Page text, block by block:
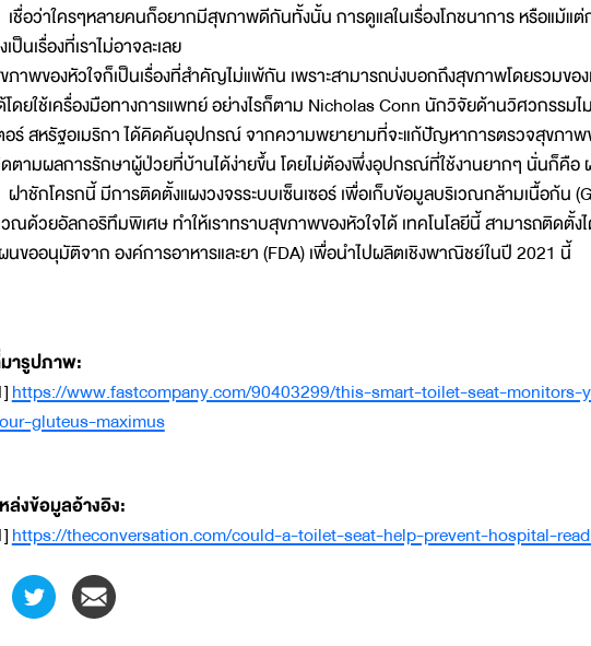
เชื่อว่าใครๆหลายคนก็อยากมีสุขภาพดีกันทั้งนั้น การดูแลในเรื่องโภชนาการ หรือแม้แ
เป็นเรื่องที่เราไม่อาจละเลย
ภาพของหัวใจก็เป็นเรื่องที่สำคัญไม่แพ้กัน เพราะสามารถบ่งบอกถึงสุขภาพโดยรวมขอ
โดยใช้เครื่องมือทางการแพทย์ อย่างไรก็ตาม Nicholas Conn นักวิจัยด้านวิศวกรรมไ
อร์ สหรัฐอเมริกา ได้คิดค้นอุปกรณ์ จากความพยายามที่จะแก้ปัญหาการตรวจสุขภาพ
ตามผลการรักษาผู้ป่วยที่บ้านได้ง่ายขึ้น โดยไม่ต้องพึ่งอุปกรณ์ที่ใช้งานยากๆ นั่นก็คือ
ฝาชักโครกนี้ มีการติดตั้งแผงวงจรระบบเซ็นเซอร์ เพื่อเก็บข้อมูลบริเวณกล้ามเนื้อก้น
ณด้วยอัลกอริทึมพิเศษ ทำให้เราทราบสุขภาพของหัวใจได้ เทคโนโลยีนี้ สามารถติดตั้ง
นขออนุมัติจาก องค์การอาหารและยา (FDA) เพื่อนำไปผลิตเชิงพาณิชย์ในปี 2021 นี้
ารูปภาพ:
https://www.fastcompany.com/90403299/this-smart-toilet-seat-
gluteus-maximus
ล่งข้อมูลอ้างอิง:
https://theconversation.com/could-a-toilet-seat-help-prevent-hospital-